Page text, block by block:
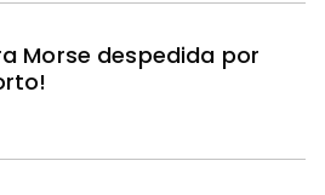
Morse despedida por